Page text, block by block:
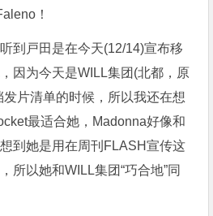
！
到戸田是在今天(12/14)宣布移
因为今天是WILL集团(北都，原
片清单的时候，所以我还在想
最适合她，Madonna好像和
到她是用在周刊FLASH宣传这
所以她和WILL集团“巧合地”同